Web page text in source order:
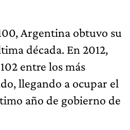
Argentina obtuvo su
década. En 2012,
entre los más
llegando a ocupar el
año de gobierno de